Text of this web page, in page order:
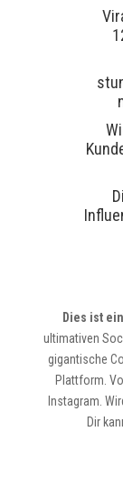
Dies ist
ultimativen
gigantische
Plattform.
Instagram.
Dir